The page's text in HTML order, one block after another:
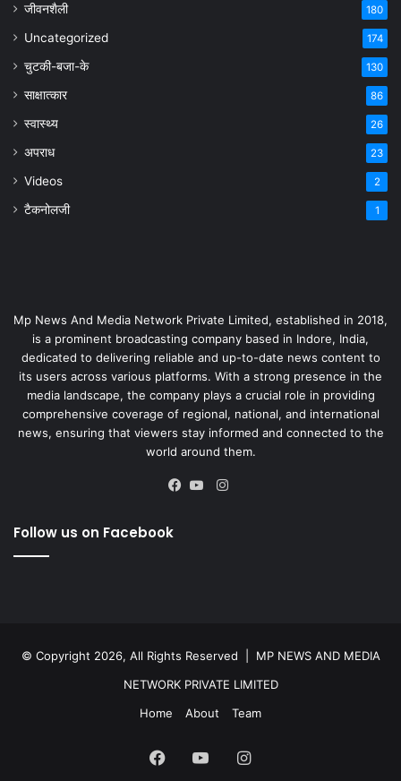
जीवनशैली 180
Uncategorized 174
चुटकी-बजा-के 130
साक्षात्कार 86
स्वास्थ्य 26
अपराध 23
Videos 2
टैकनोलजी 1
Mp News And Media Network Private Limited, established in 2018,
is a prominent broadcasting company based in Indore, India,
dedicated to delivering reliable and up-to-date news content to
its users across various platforms. With a strong presence in the
media landscape, the company plays a crucial role in providing
comprehensive coverage of regional, national, and international
news, ensuring that viewers stay informed and connected to the
world around them.
Instagram
Follow us on Facebook
© Copyright 2026, All Rights Reserved | MP NEWS AND MEDIA
NETWORK PRIVATE LIMITED
Home
About Team
Facebook
YouTubeInstagram